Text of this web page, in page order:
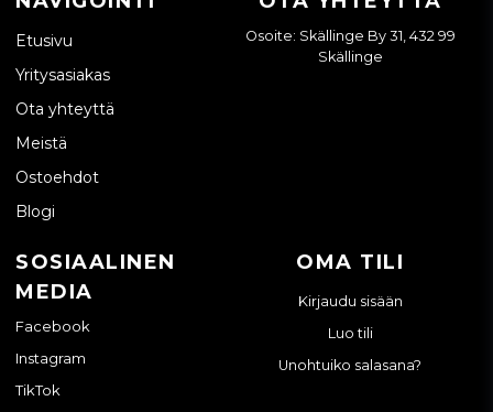
Etusivu
Yritysasiakas
Ota yhteyttä
Meistä
Ostoehdot
Blogi
Osoite: Skällinge By 31, 432 99
Skällinge
SOSIAALINEN
MEDIA
Facebook
Instagram
TikTok
OMA TILI
Kirjaudu sisään
Luo tili
Unohtuiko salasana?